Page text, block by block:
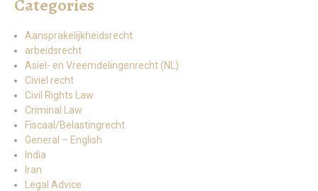
Categories
Aansprakelijkheidsrecht
arbeidsrecht
Asiel- en Vreemdelingenrecht (NL)
Civiel recht
Civil Rights Law
Criminal Law
Fiscaal/Belastingrecht
General – English
India
Iran
Legal Advice